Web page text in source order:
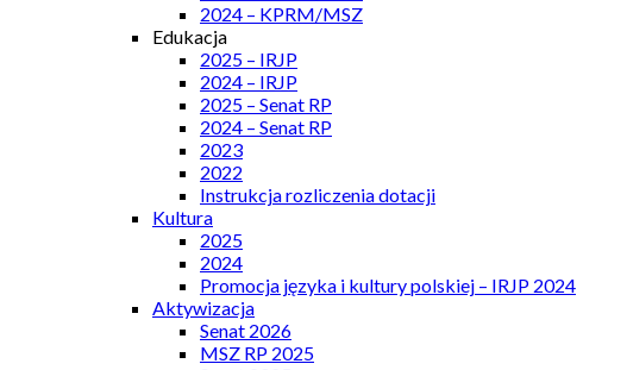
2024 – KPRM/MSZ
Edukacja
2025 – IRJP
2024 – IRJP
2025 – Senat RP
2024 – Senat RP
2023
2022
Instrukcja rozliczenia dotacji
Kultura
2025
2024
Promocja języka i kultury polskiej – IRJP 2024
Aktywizacja
Senat 2026
MSZ RP 2025